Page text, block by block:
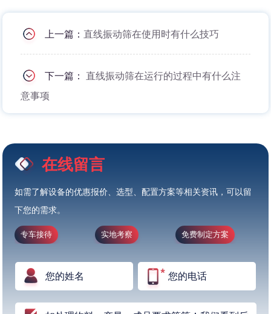
上一篇： 直线振动筛在使用时有什么技巧
下一篇： 直线振动筛在运行的过程中有什么注
意事项
在线留言
如需了解设备的优惠报价、选型、配置方案等相关资讯，可以留
下您的需求。
专车接待 实地考察 免费制定方案